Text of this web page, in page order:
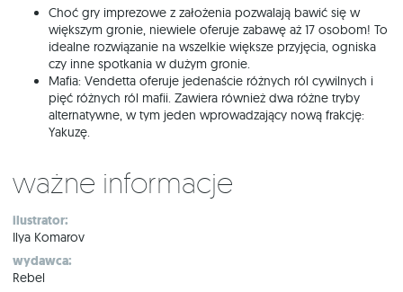
Choć gry imprezowe z założenia pozwalają bawić się w
większym gronie, niewiele oferuje zabawę aż 17 osobom! To
idealne rozwiązanie na wszelkie większe przyjęcia, ogniska
czy inne spotkania w dużym gronie.
Mafia: Vendetta oferuje jedenaście różnych ról cywilnych i
pięć różnych ról mafii. Zawiera również dwa różne tryby
alternatywne, w tym jeden wprowadzający nową frakcję:
Yakuzę.
Ważne informacje
ilustrator:
Ilya Komarov
wydawca:
Rebel